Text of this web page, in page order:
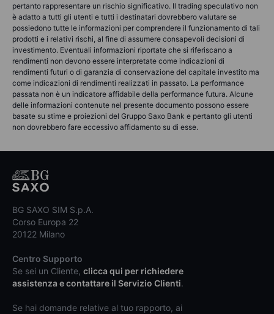
pertanto rappresentare un rischio significativo. Il trading speculativo non
è adatto a tutti gli utenti e tutti i destinatari dovrebbero valutare se
possiedono tutte le informazioni per comprendere il funzionamento di tali
prodotti e i relativi rischi, al fine di assumere consapevoli decisioni di
investimento. Eventuali informazioni riportate che si riferiscano a
rendimenti non devono essere interpretate come indicazioni di
rendimenti futuri o di garanzia di conservazione del capitale investito ma
come indicazioni di rendimenti realizzati in passato. La performance
passata non è un indicatore affidabile della performance futura. Alcune
delle informazioni contenute nel presente documento possono essere
basate su stime e proiezioni del Gruppo Saxo Bank e pertanto gli utenti
non dovrebbero fare eccessivo affidamento su di esse.
BG SAXO SIM S.p.A.
Corso Europa 22
20122 Milano
Centro Supporto
Se sei un Cliente, clicca qui per richiedere
assistenza e contattare il Servizio Clienti.
Se hai domande relative al tuo rapporto, ai